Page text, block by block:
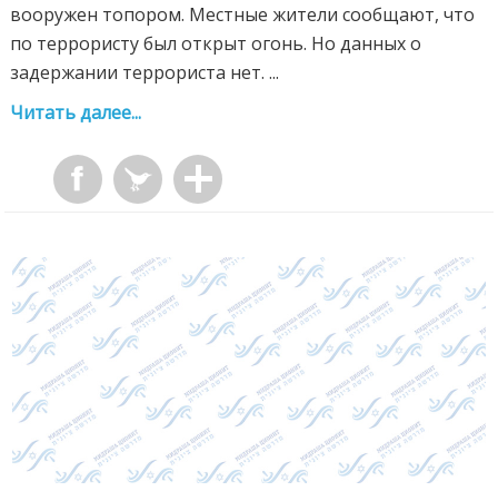
вооружен топором. Местные жители сообщают, что
по террористу был открыт огонь. Но данных о
задержании террориста нет. ...
Читать далее...